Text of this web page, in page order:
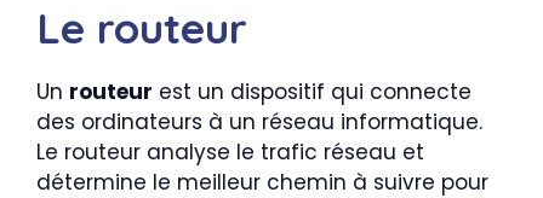
Le routeur
Un routeur est un dispositif qui connecte
des ordinateurs à un réseau informatique.
Le routeur analyse le trafic réseau et
détermine le meilleur chemin à suivre pour